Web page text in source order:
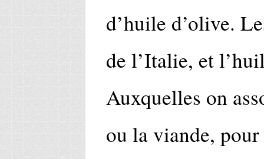
d’huile d’olive.
de l’Italie, et
Auxquelles on
ou la viande,